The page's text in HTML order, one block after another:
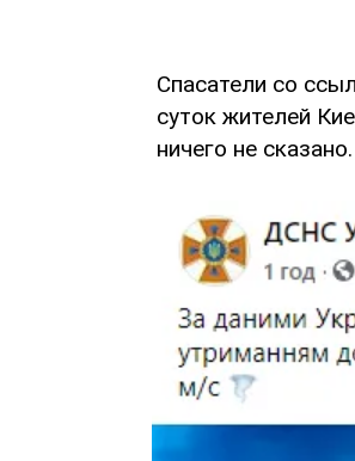
Спасатели со
суток жителей
ничего не сказано.